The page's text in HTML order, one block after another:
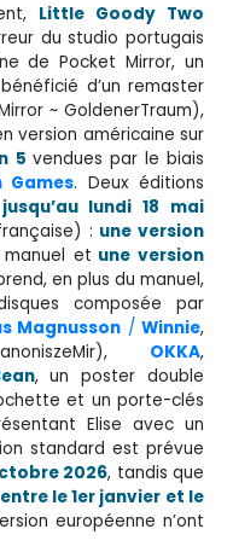
Little Goody Two
du studio portugais
de Pocket Mirror, un
d’un remaster
~ GoldenerTraum),
version américaine sur
5 vendues par le biais
Games. Deux éditions
jusqu’au lundi 18 mai
: une version
et une version
en plus du manuel,
composée par
Magnusson /Winnie,
OKKA,
, un poster double
et un porte-clés
Elise avec un
standard est prévue
2026, tandis que
entre le 1er janvier et le
européenne n’ont